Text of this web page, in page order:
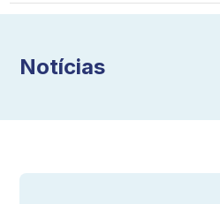
Notícias